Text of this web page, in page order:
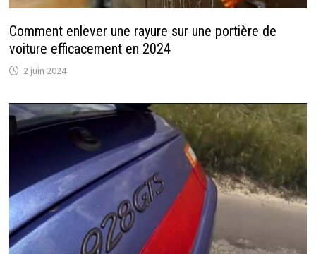
Comment enlever une rayure sur une portière de
voiture efficacement en 2024
2 juin 2024